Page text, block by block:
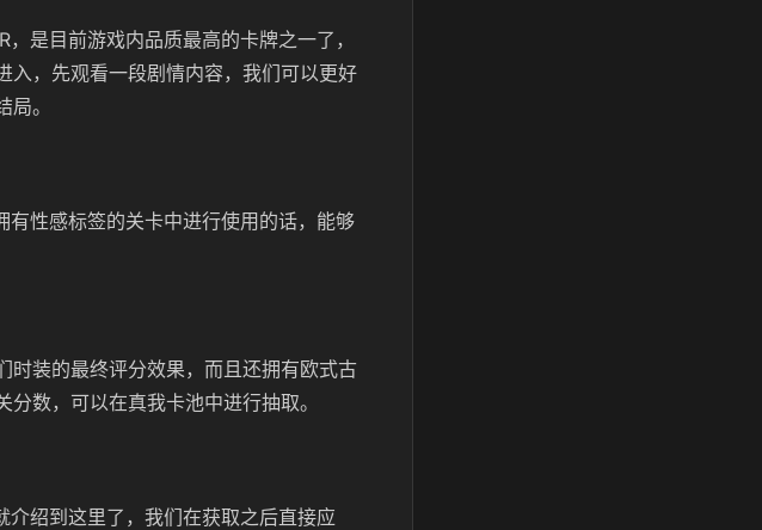
是目前游戏内品质最高的卡牌之一了，
入，先观看一段剧情内容，我们可以更好
。
有性感标签的关卡中进行使用的话，能够
时装的最终评分效果，而且还拥有欧式古
数，可以在真我卡池中进行抽取。
绍到这里了，我们在获取之后直接应